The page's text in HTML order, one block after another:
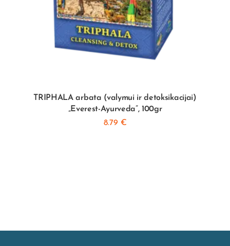
TRIPHALA arbata (valymui ir detoksikacijai)
„Everest-Ayurveda”, 100gr
8.79 €